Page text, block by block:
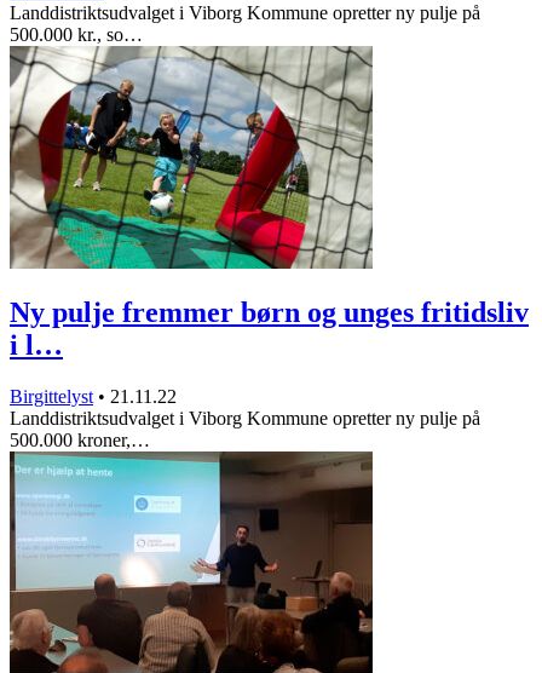
Landdistriktsudvalget i Viborg Kommune opretter ny pulje på
500.000 kr., so…
Ny pulje fremmer børn og unges fritidsliv
i l…
Birgittelyst • 21.11.22
Landdistriktsudvalget i Viborg Kommune opretter ny pulje på
500.000 kroner,…